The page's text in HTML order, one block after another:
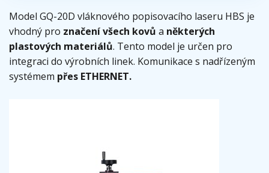
Model GQ-20D vláknového popisovacího laseru HBS je
vhodný pro značení všech kovů a některých
plastových materiálů. Tento model je určen pro
integraci do výrobních linek. Komunikace s nadřízeným
systémem přes ETHERNET.